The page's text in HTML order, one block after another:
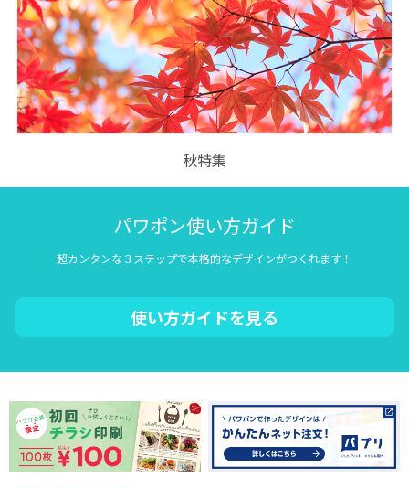
秋特集
パワポン使い方ガイド
超カンタンな３ステップで本格的なデザインがつくれます！
使い方ガイドを見る